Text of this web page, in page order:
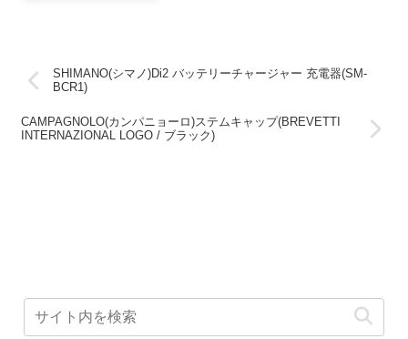
SHIMANO(シマノ)Di2 バッテリーチャージャー 充電器(SM-
BCR1)
CAMPAGNOLO(カンパニョーロ)ステムキャップ(BREVETTI
INTERNAZIONAL LOGO / ブラック)